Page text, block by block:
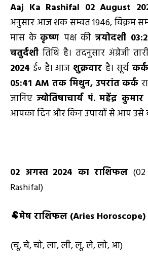
Aaj Ka Rashifal 02 August
अनुसार आज शक सम्वत 1946, विक्रम
मास केकृष्णपक्ष कीत्रयोदशी
चतुर्दशी तिथि है। तदनुसार अंग्रेजी
2024 ई॰ है। आज शुक्रवारहै। सूर्यकर्क
05:41 AM तक मिथुन, उपरांत कर्क
जानिए ज्योतिषाचार्य पं. महेंद्र कुमार
आपका दिन और किन उपायों से आप
02 अगस्त 2024 का राशिफल
Rashifal)
🐏मेष राशिफल (Aries Horoscope)
(चू, चे, चो, ला, ली, लू, ले, लो, आ)